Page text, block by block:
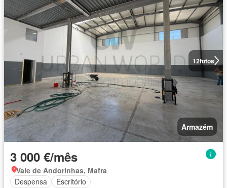
12fotos
Armazém
3 000 €/mês
Vale de Andorinhas, Mafra
Despensa
Escritório